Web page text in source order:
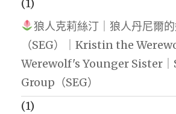
(1)
狼人克莉絲汀｜狼人丹尼爾
（SEG）｜Kristin the
Werewolf's Younger Sister
Group（SEG）
(1)